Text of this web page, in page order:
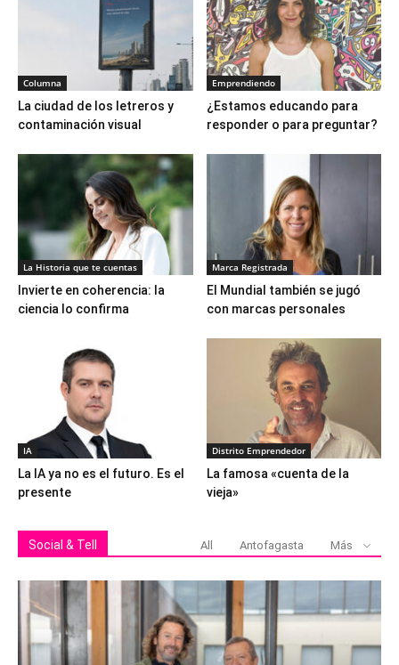
Columna
La ciudad de los letreros y
contaminación visual
Emprendiendo
¿Estamos educando para
responder o para preguntar?
La Historia que te cuentas
Invierte en coherencia: la
ciencia lo confirma
Marca Registrada
El Mundial también se jugó
con marcas personales
IA
La IA ya no es el futuro. Es el
presente
Distrito Emprendedor
La famosa «cuenta de la
vieja»
Social & Tell All Antofagasta Más